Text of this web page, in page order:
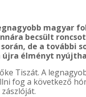
magyar
becsült
de a további
élményt
Tiszát. A
fog a következő